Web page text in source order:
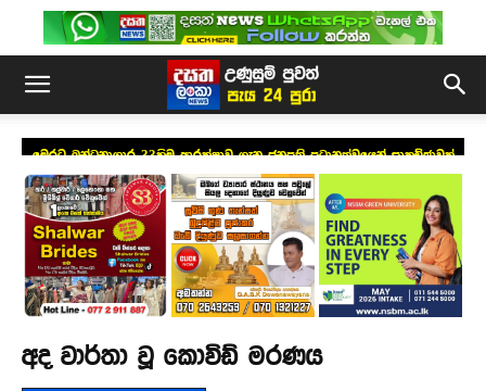
මෙරට බන්ධනාගාර 33හිම ආරක්ෂාව ගැන ජනපති ප්‍රධානත්වයෙන් සාකච්ඡාවක්
අද වාර්තා වූ කොවිඩ් මරණය